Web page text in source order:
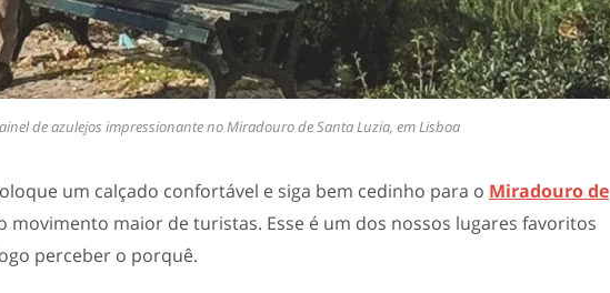
de azulejos impressionante no Miradouro de Santa Luzia, em Lisboa
um calçado confortável e siga bem cedinho para o Miradouro de
movimento maior de turistas. Esse é um dos nossos lugares favoritos
perceber o porquê.